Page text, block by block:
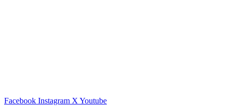
Facebook Instagram X Youtube